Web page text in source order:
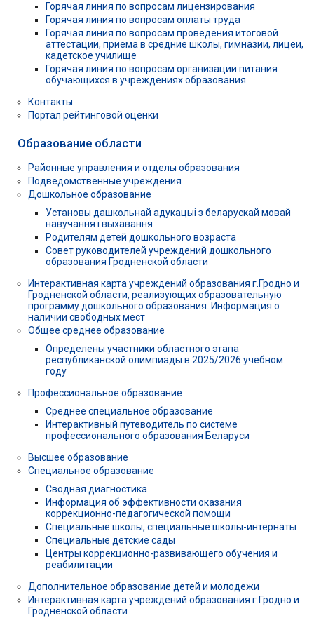
Горячая линия по вопросам лицензирования
Горячая линия по вопросам оплаты труда
Горячая линия по вопросам проведения итоговой
аттестации, приема в средние школы, гимназии, лицеи,
кадетское училище
Горячая линия по вопросам организации питания
обучающихся в учреждениях образования
Контакты
Портал рейтинговой оценки
Образование области
Районные управления и отделы образования
Подведомственные учреждения
Дошкольное образование
Установы дашкольнай адукацыі з беларускай мовай
навучання і выхавання
Родителям детей дошкольного возраста
Совет руководителей учреждений дошкольного
образования Гродненской области
Интерактивная карта учреждений образования г.Гродно и
Гродненской области, реализующих образовательную
программу дошкольного образования. Информация о
наличии свободных мест
Общее среднее образование
Определены участники областного этапа
республиканской олимпиады в 2025/2026 учебном
году
Профессиональное образование
Среднее специальное образование
Интерактивный путеводитель по системе
профессионального образования Беларуси
Высшее образование
Специальное образование
Сводная диагностика
Информация об эффективности оказания
коррекционно-педагогической помощи
Специальные школы, специальные школы-интернаты
Специальные детские сады
Центры коррекционно-развивающего обучения и
реабилитации
Дополнительное образование детей и молодежи
Интерактивная карта учреждений образования г.Гродно и
Гродненской области